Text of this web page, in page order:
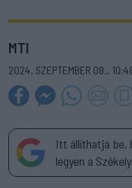
MTI
2024. SZEPTEMBER 08.,
Itt állíthatja be,
legyen a